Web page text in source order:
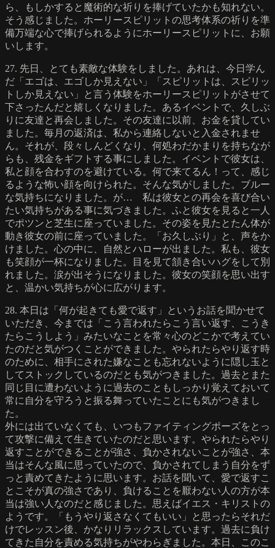
ら、もしかすると魔術的な祈りを捧げていたかも知れない。
そう感じました。ホーリースピリットの思考体系の祈りを準
備万端な心で捧げられるようにホーリースピリットに、お願
いします。
27. 先日、とても素敵な体験をしました。あれは、今日学ん
だ「エゴは、エゴしか見えない」「スピリットは、スピリッ
トしか見えない」と言う体験をホーリースピリットがさせて
下さったんだと嬉しくなりました。あるイベントで、久しぶ
りに友達と再会しました。その友達に以前、お金を貸してい
ました。毎月の返済は、私から連絡しないと入金されませ
ん。それが、段々しんどくなり、何処わだかまりを持ちなが
らも、残金をギフトする事にしました。イベントで彼女は、
私と顔を合わすのを避けている。何で来てるん！って、感じ
るような怖い顔を向けられた。そんな気がしました。ブルー
な気持ちになりました。が… 私は彼女との再会を喜び合い
たい気持ちがある事に気づきました。ふと彼女を見ると一人
でポツンと芝生に座っていました。その姿を見たとたん体が
動き彼女の前に座っていました。「お久しぶり」と、声をか
けました。心の中に、自然とハローが出ました。私も、彼女
も笑顔が一杯になりました。目を見て頷き合いハグをして別
れました。涙が出そうになりました。彼女の笑顔を思い出す
と、温かい気持ちが心に広がります。
28. 本日は「何が起きても愛で返す」というお話を聞かせて
いただき、今までは「こう言われたらこう言い返す、こうき
たらこうしよう」みたいなことを常々心のどこかで考えてい
たのだと気がつくことができました。やられたらやり返す時
のために、相手にされた嫌なことも忘れないように隠し玉と
してストックしているのだとも気がつきました。過去とまた
同じ目に遭わないように過去のこともしっかり覚えておいて
常に自分を守ろうと振る舞っていたことにも気がつきまし
た。
外には出ていなくても、いつもファイティングポーズをとっ
て攻撃に備えて生きていたのだと思います。やられたらやり
返すことができることが強さ、負かされないことが強さ、本
当はそんな風に思っていたので、負かされてしまう自分をず
っと責めてきたように思います。お話を聞いて、愛で返すこ
とこそが真の強さであり、負けることを厭わない人の方が本
当は強い人なのだと感じました。思えばイエス・キリストの
ようです。「もうやり返さなくてもいい」と思ったらそれだ
けでレッスン後、かなりリラックスしています。過去に負け
てきた自分を責める気持ちがやわらぎました。本日、このこ